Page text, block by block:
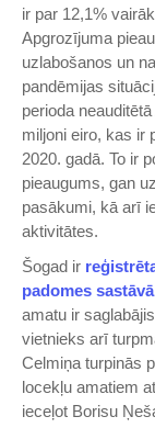
ir par 12,1%
Apgrozījuma
uzlabošanos un
pandēmijas
perioda
miljoni eiro, kas ir
2020. gadā. To ir
pieaugums, gan
pasākumi, kā arī
aktivitātes.
Šogad ir
padomes sastāvā
amatu ir
vietnieks arī
Celmiņa turpinās
locekļu amatiem
ieceļot Borisu